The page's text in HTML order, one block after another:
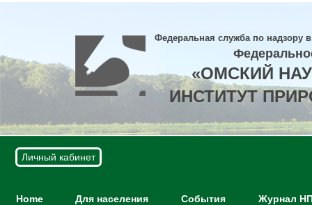
Федеральная служба по надзору
«ОМСКИЙ
ИНСТИТУТ
Личный кабинет
Home Для населения События Журнал